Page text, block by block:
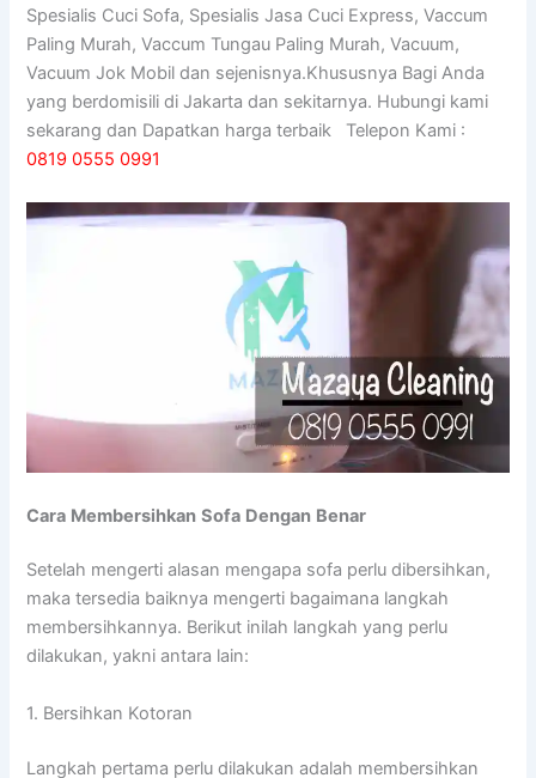
Spesialis Cuci Sofa, Spesialis Jasa Cuci Express, Vaccum
Paling Murah, Vaccum Tungau Paling Murah, Vacuum,
Vacuum Jok Mobil dan sejenisnya.Khususnya Bagi Anda
yang berdomisili di Jakarta dan sekitarnya. Hubungi kami
sekarang dan Dapatkan harga terbaik Telepon Kami :
0819 0555 0991
Cara Membersihkan Sofa Dengan Benar
Setelah mengerti alasan mengapa sofa perlu dibersihkan,
maka tersedia baiknya mengerti bagaimana langkah
membersihkannya. Berikut inilah langkah yang perlu
dilakukan, yakni antara lain:
1. Bersihkan Kotoran
Langkah pertama perlu dilakukan adalah membersihkan